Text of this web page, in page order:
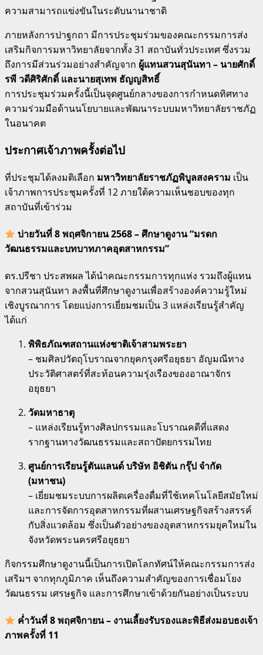
ความสามารถแข่งขันในระดับนานาชาติ
ภายหลังการปาฐกถา มีการประชุมร่วมของคณะกรรมการส่ง
เสริมกิจการมหาวิทยาลัยจากทั้ง 31 สถาบันทั่วประเทศ ซึ่งรวม
ถึงการมีส่วนร่วมอย่างสำคัญจาก ผู้แทนสวนสุนันทา – นายศักดิ์
รพี วดีศิริศักดิ์ และนายสุเทพ ธัญญสิทธิ์
การประชุมร่วมครั้งนี้เป็นจุดศูนย์กลางของการกำหนดทิศทาง
ความร่วมมือด้านนโยบายและพัฒนาระบบมหาวิทยาลัยราชภัฏ
ในอนาคต
ประกาศเจ้าภาพครั้งต่อไป
ที่ประชุมได้ลงมติเลือก มหาวิทยาลัยราชภัฏพิบูลสงคราม เป็น
เจ้าภาพการประชุมครั้งที่ 12 ภายใต้ความเห็นชอบของทุก
สถาบันที่เข้าร่วม
บ่ายวันที่ 8 พฤศจิกายน 2568 – ศึกษาดูงาน “มรดก
วัฒนธรรมและบทบาทภาคอุตสาหกรรม”
ดร.ปรีชา ประสพผล ได้นำคณะกรรมการทุกแห่ง รวมถึงผู้แทน
จากสวนสุนันทา ลงพื้นที่ศึกษาดูงานเพื่อสร้างองค์ความรู้ใหม่
เชิงบูรณาการ โดยแบ่งการเยี่ยมชมเป็น 3 แหล่งเรียนรู้สำคัญ
ได้แก่
พิพิธภัณฑสถานแห่งชาติเจ้าสามพระยา
– ชมศิลปวัตถุโบราณจากยุคกรุงศรีอยุธยา อัญมณีทาง
ประวัติศาสตร์ที่สะท้อนความรุ่งเรืองของอาณาจักร
อยุธยา
วัดมหาธาตุ
– แหล่งเรียนรู้ทางศิลปกรรมและโบราณคดีที่แสดง
รากฐานทางวัฒนธรรมและสถาปัตยกรรมไทย
ศูนย์การเรียนรู้ตันแลนด์ บริษัท อิชิตัน กรุ๊ป จำกัด
(มหาชน)
– เยี่ยมชมระบบการผลิตเครื่องดื่มที่ใช้เทคโนโลยีสมัยใหม่
และการจัดการอุตสาหกรรมที่ผสานเศรษฐกิจสร้างสรรค์
กับสิ่งแวดล้อม ซึ่งเป็นตัวอย่างของอุตสาหกรรมยุคใหม่ใน
จังหวัดพระนครศรีอยุธยา
กิจกรรมศึกษาดูงานนี้เป็นการเปิดโลกทัศน์ให้คณะกรรมการส่ง
เสริมฯ จากทุกภูมิภาค เห็นถึงความสำคัญของการเชื่อมโยง
วัฒนธรรม เศรษฐกิจ และการศึกษาเข้าด้วยกันอย่างเป็นระบบ
ค่ำวันที่ 8 พฤศจิกายน – งานเลี้ยงรับรองและพิธีส่งมอบธงเจ้า
ภาพครั้งที่ 11